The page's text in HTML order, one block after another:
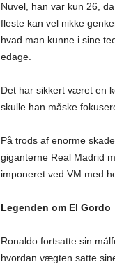
Nuvel, han var kun 26,
fleste kan vel nikke
hvad man kunne i sine
edage.
Det har sikkert været en
skulle han måske
På trods af enorme
giganterne Real Madrid
imponeret ved VM med
Legenden om El Gordo
Ronaldo fortsatte sin
hvordan vægten satte